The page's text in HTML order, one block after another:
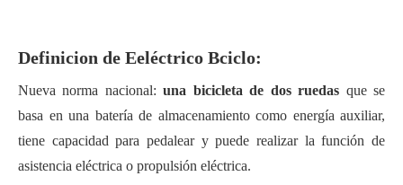
Definicion de Eeléctrico Bciclo:
Nueva norma nacional: una bicicleta de dos ruedas que se
basa en una batería de almacenamiento como energía auxiliar,
tiene capacidad para pedalear y puede realizar la función de
asistencia eléctrica o propulsión eléctrica.